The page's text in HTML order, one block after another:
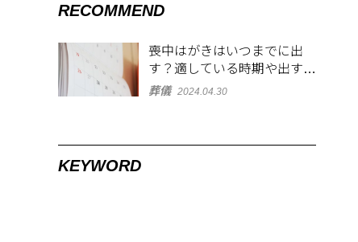
RECOMMEND
喪中はがきはいつまでに出
す？適している時期や出す範
囲を解説！
葬儀 2024.04.30
KEYWORD